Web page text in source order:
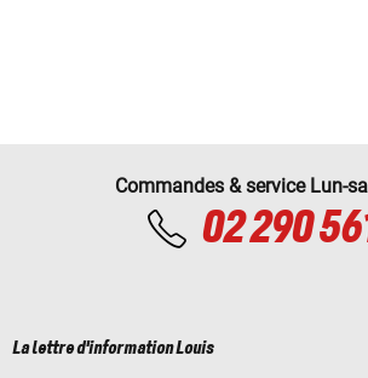
Commandes & service Lun-
02 290
La lettre d'information Louis